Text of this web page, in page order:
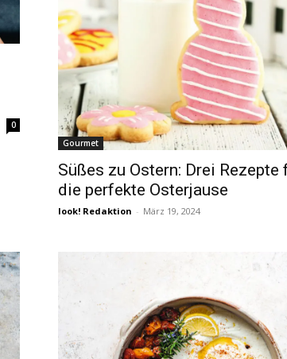
0
Gourmet
Süßes zu Ostern: Drei Rezepte
die perfekte Osterjause
look! Redaktion - März 19, 2024